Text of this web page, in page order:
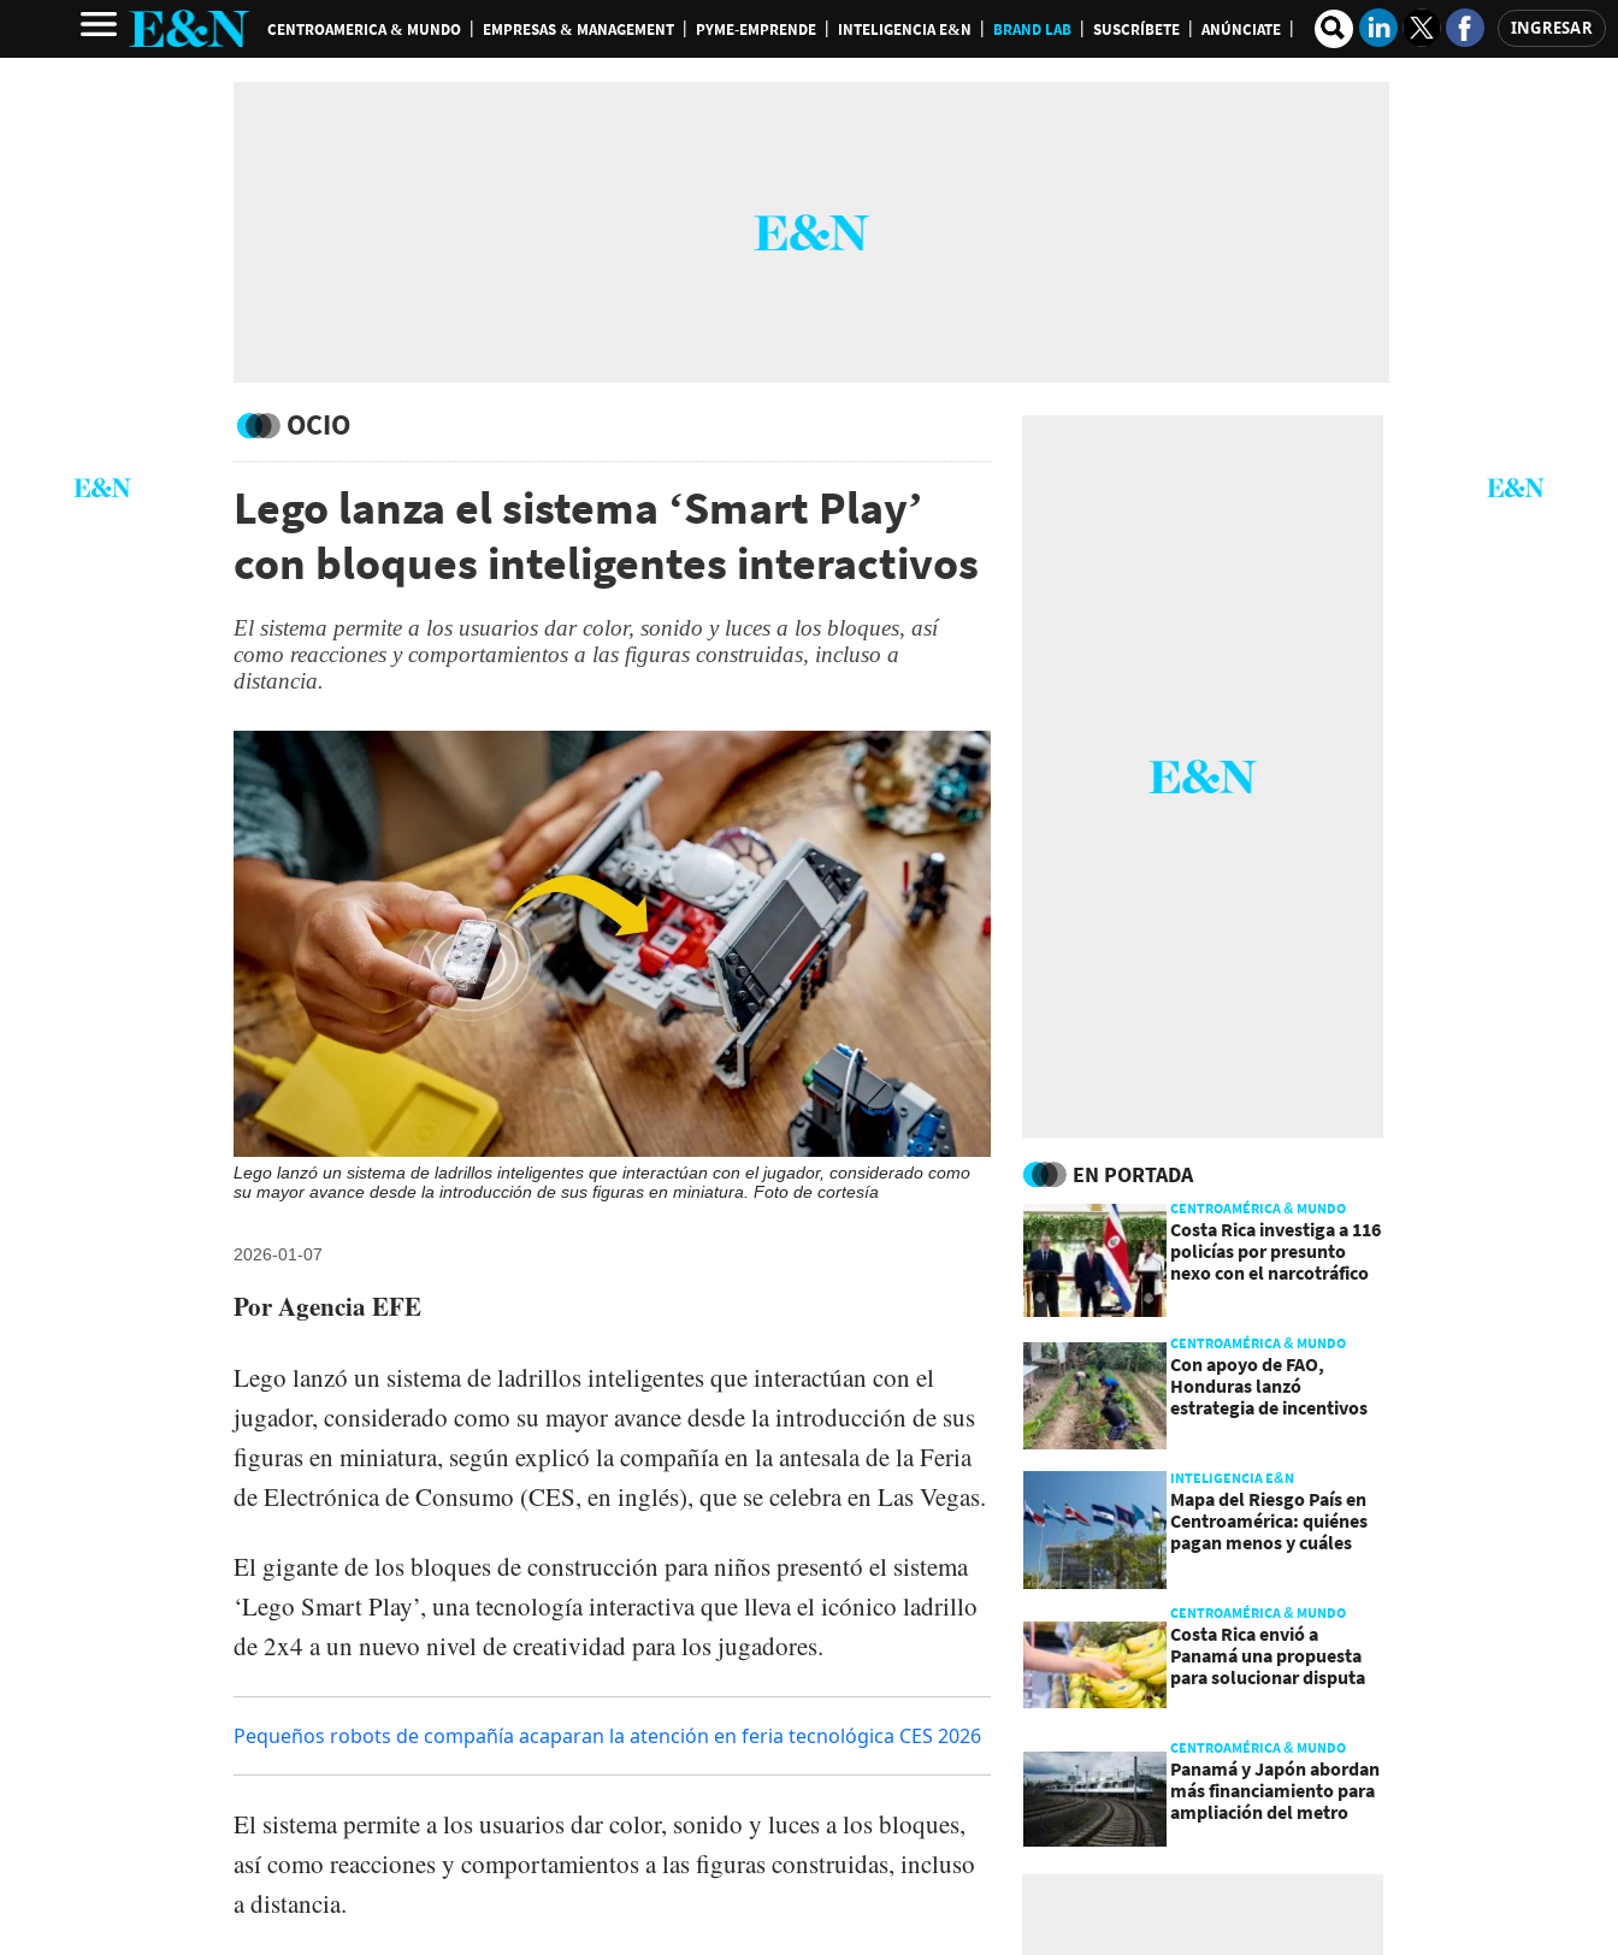
CENTROAMERICA & MUNDO EMPRESAS & MANAGEMENT PYME-EMPRENDE INTELIGENCIA E&N BRAND LAB SUSCRÍBETE ANÚNCIATE INGRESAR
OCIO
Lego lanza el sistema ‘Smart Play’
con bloques inteligentes interactivos
El sistema permite a los usuarios dar color, sonido y luces a los bloques, así
como reacciones y comportamientos a las figuras construidas, incluso a
distancia.
Lego lanzó un sistema de ladrillos inteligentes que interactúan con el jugador, considerado como
su mayor avance desde la introducción de sus figuras en miniatura. Foto de cortesía
2026-01-07
Por Agencia EFE
Lego lanzó un sistema de ladrillos inteligentes que interactúan con el
jugador, considerado como su mayor avance desde la introducción de sus
figuras en miniatura, según explicó la compañía en la antesala de la Feria
de Electrónica de Consumo (CES, en inglés), que se celebra en Las Vegas.
El gigante de los bloques de construcción para niños presentó el sistema
‘Lego Smart Play’, una tecnología interactiva que lleva el icónico ladrillo
de 2x4 a un nuevo nivel de creatividad para los jugadores.
Pequeños robots de compañía acaparan la atención en feria tecnológica CES 2026
El sistema permite a los usuarios dar color, sonido y luces a los bloques,
así como reacciones y comportamientos a las figuras construidas, incluso
a distancia.
EN PORTADA
CENTROAMÉRICA & MUNDO
Costa Rica investiga a 116
policías por presunto
nexo con el narcotráfico
CENTROAMÉRICA & MUNDO
Con apoyo de FAO,
Honduras lanzó
estrategia de incentivos
INTELIGENCIA E&N
Mapa del Riesgo País en
Centroamérica: quiénes
pagan menos y cuáles
CENTROAMÉRICA & MUNDO
Costa Rica envió a
Panamá una propuesta
para solucionar disputa
CENTROAMÉRICA & MUNDO
Panamá y Japón abordan
más financiamiento para
ampliación del metro